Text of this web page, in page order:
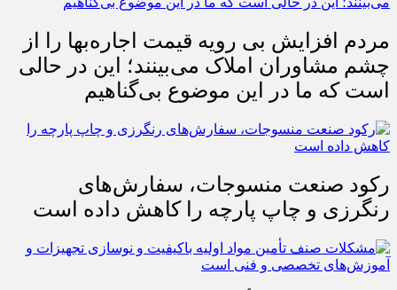
مردم افزایش بی رویه قیمت اجاره‌بها را از
چشم مشاوران املاک می‌بینند؛ این در حالی
است که ما در این موضوع بی‌گناهیم
رکود صنعت منسوجات، سفارش‌های
رنگرزی و چاپ پارچه را کاهش داده است